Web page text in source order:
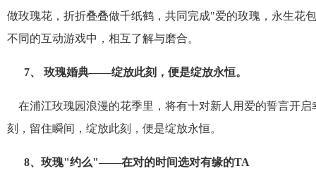
做玫瑰花，折折叠叠做千纸鹤，共同完成"爱的玫瑰，永生花包
不同的互动游戏中，相互了解与磨合。
7、 玫瑰婚典——绽放此刻，便是绽放永恒。
在浦江玫瑰园浪漫的花季里，将有十对新人用爱的誓言开
刻，留住瞬间，绽放此刻，便是绽放永恒。
8、玫瑰"约么"——在对的时间选对有缘的TA